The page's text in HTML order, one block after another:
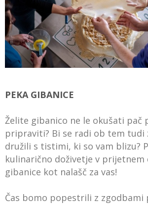
PEKA GIBANICE
Želite gibanico ne le okušati pač
pripraviti? Bi se radi ob tem tudi
družili s tistimi, ki so vam blizu?
kulinarično doživetje v prijetnem
gibanice kot nalašč za vas!
Čas bomo popestrili z zgodbami